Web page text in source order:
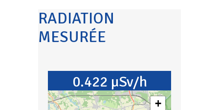
RADIATION
MESURÉE
0.422 µSv/h
+